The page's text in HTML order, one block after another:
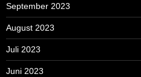
September 2023
August 2023
Juli 2023
Juni 2023